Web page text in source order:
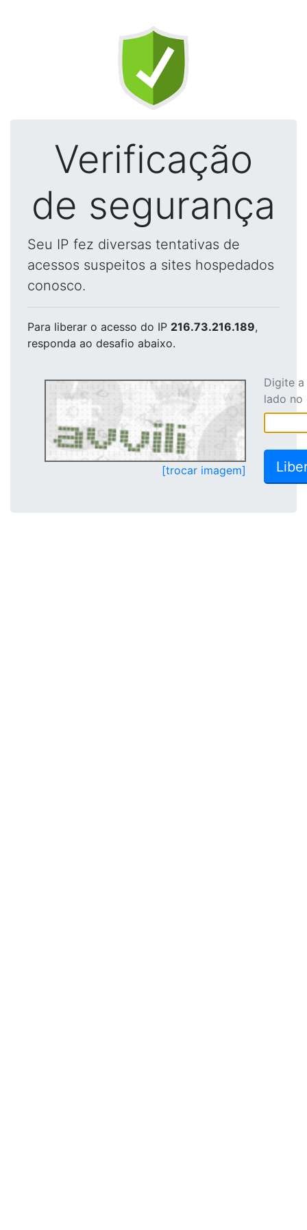
Verificação
de segurança
Seu IP fez diversas tentativas de
acessos suspeitos a sites hospedados
conosco.
Para liberar o acesso do IP 216.73.216.189,
responda ao desafio abaixo.
[trocar imagem]
Digite
lado no